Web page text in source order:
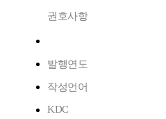
권호사항
발행연도
작성언어
KDC